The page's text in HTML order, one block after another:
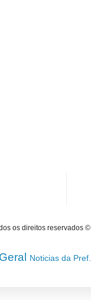
os direitos reservados
Geral Noticias da